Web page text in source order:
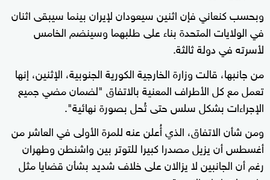
وبحسب كنعاني فإن اثنين سيعودان لإيران بينما سيبقى اثنان
في الولايات المتحدة بناء على طلبهما وسينضم الخامس
لأسرته في دولة ثالثة.
من جانبها، قالت وزارة الخارجية الكورية الجنوبية، الإثنين، إنها
تعمل مع كل الأطراف المعنية بالاتفاق "لضمان مضي جميع
الإجراءات بشكل سلس حتى تُحل بصورة نهائية".
ومن شأن الاتفاق، الذي أُعلن عنه للمرة الأولى في العاشر من
أغسطس أن يزيل مصدرا كبيرا للتوتر بين واشنطن وطهران
رغم أن الجانبين لا يزالان على خلاف شديد بشأن قضايا مثل